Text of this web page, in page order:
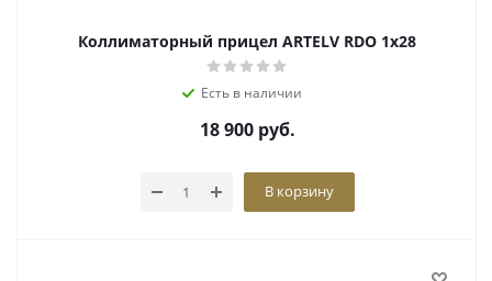
Коллиматорный прицел ARTELV RDO 1x28
Есть в наличии
18 900руб.
В корзину